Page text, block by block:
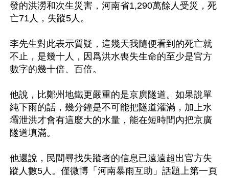
發的洪澇和次生災害，河南省1,290萬餘人受災，死
亡71人，失蹤5人。
李先生對此表示質疑，這幾天我隨便看到的死亡就
不止，是幾十人，因爲洪水喪失生命的至少是官方
數字的幾十倍、百倍。
他說，比鄭州地鐵更嚴重的是京廣隧道。如果說單
純下雨的話，幾分鐘是不可能把隧道灌滿，加上水
壩泄洪才會有這麼大的水量，能在短時間內把京廣
隧道填滿。
他還說，民間尋找失蹤者的信息已遠遠超出官方失
蹤人數5人。僅微博「河南暴雨互助」話題上第一頁